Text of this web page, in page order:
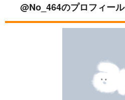
@No_464のプロフィール